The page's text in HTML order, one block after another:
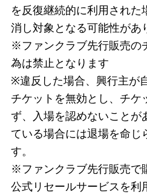
を反復継続的に利用 された
消し対象となる可能性があ
※ファンクラブ先行販売の
為は禁止となります
※違反した場合、興行主が
チケットを無効とし、チケ
ず、入場を認めないことが
ている場合には退場を命じ
す。
※ファンクラブ先行販売で
公式リセールサービスを利